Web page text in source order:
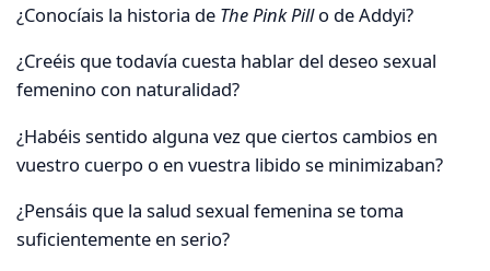
¿Conocíais la historia de The Pink Pillo de Addyi?
¿Creéis que todavía cuesta hablar del deseo sexual
femenino con naturalidad?
¿Habéis sentido alguna vez que ciertos cambios en
vuestro cuerpo o en vuestra libido se minimizaban?
¿Pensáis que la salud sexual femenina se toma
suficientemente en serio?